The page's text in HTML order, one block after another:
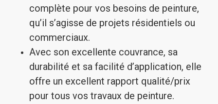
complète pour vos besoins de peinture,
qu’il s’agisse de projets résidentiels ou
commerciaux.
Avec son excellente couvrance, sa
durabilité et sa facilité d’application, elle
offre un excellent rapport qualité/prix
pour tous vos travaux de peinture.